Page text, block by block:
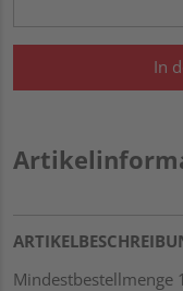
In
Mindestbestellmenge